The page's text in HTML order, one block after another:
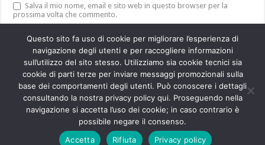
Salva il mio nome, email e sito web in questo browser per la
prossima volta che commento.
Questo sito utilizza Akismet per ridurre lo spam. Scopri come vengono
elaborati i dati derivati dai commenti.
Powered byWordPress| Designed byTieLabs
© Copyright 2026, All Rights Reserved.
Questo sito fa uso di cookie per migliorare l’esperienza di
navigazione degli utenti e per raccogliere informazioni
sull’utilizzo del sito stesso. Utilizziamo sia cookie tecnici sia
cookie di parti terze per inviare messaggi promozionali sulla
base dei comportamenti degli utenti. Può conoscere i dettagli
consultando la nostra privacy policy qui. Proseguendo nella
navigazione si accetta l’uso dei cookie; in caso contrario è
possibile negare il consenso.
Accetta
Rifiuta Privacy policy